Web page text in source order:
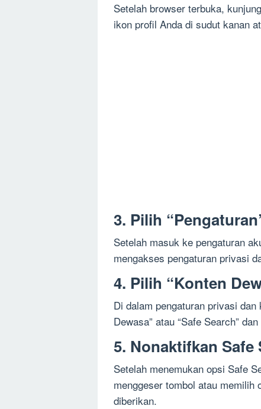
Setelah browser terbuka,
ikon profil Anda di sudut kanan
3. Pilih
Setelah masuk ke pengaturan
mengakses pengaturan privasi
4. Pilih “Konten
Di dalam pengaturan privasi
Dewasa” atau “Safe Search”
5. Nonaktifkan Safe
Setelah menemukan opsi Safe
menggeser tombol atau
diberikan.